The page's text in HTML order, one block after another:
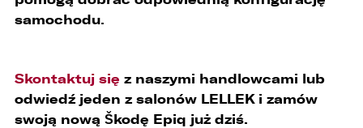
samochodu.
Skontaktuj się z naszymi handlowcami lub
odwiedź jeden z salonów LELLEK i zamów
swoją nową Škodę Epiq już dziś.